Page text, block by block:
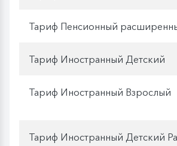
Тариф Пенсионный
Тариф Иностранный Детский
Тариф Иностранный Взрослый
Тариф Иностранный Детский